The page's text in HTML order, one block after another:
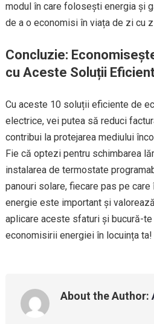
modul în care folosești energia și
de a o economisi în viața de zi cu
Concluzie:
cu Aceste Soluții
Cu aceste 10 soluții eficiente de
electrice, vei putea să reduci
contribui la protejarea mediului
Fie că optezi pentru schimbarea
instalarea de termostate
panouri solare, fiecare pas pe
energie este important și
aplicare aceste sfaturi și bucură-
economisirii energiei în locuința ta!
About the Author: